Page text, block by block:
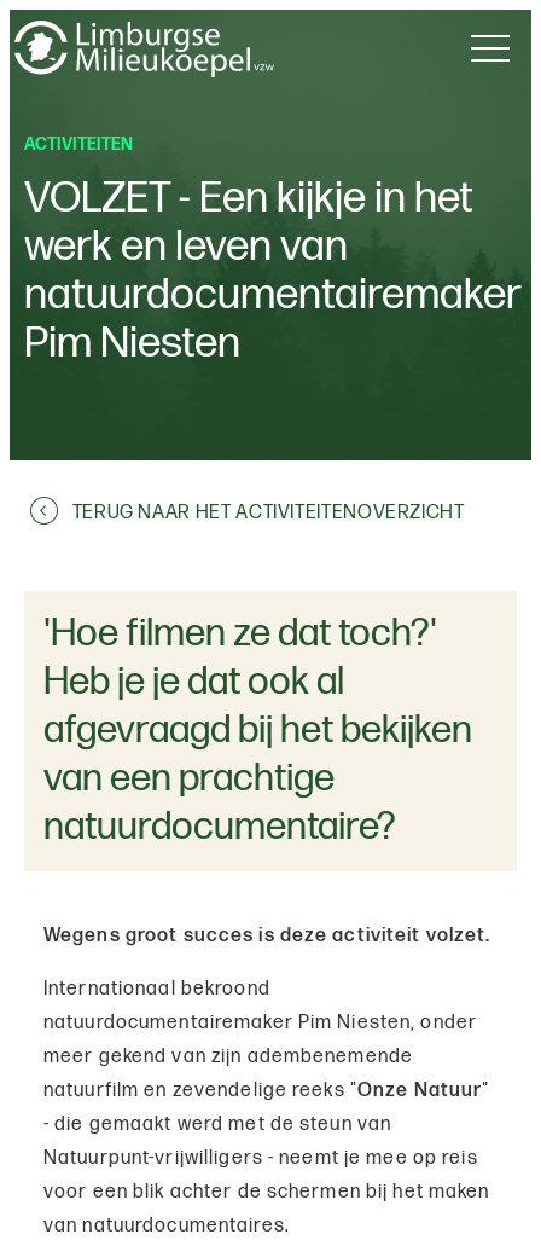
ACTIVITEITEN
VOLZET - Een kijkje in het
werk en leven van
natuurdocumentairemaker
Pim Niesten
TERUG NAAR HET ACTIVITEITENOVERZICHT
'Hoe filmen ze dat toch?'
Heb je je dat ook al
afgevraagd bij het bekijken
van een prachtige
natuurdocumentaire?
Wegens groot succes is deze activiteit volzet.
Internationaal bekroond
natuurdocumentairemaker Pim Niesten, onder
meer gekend van zijn adembenemende
natuurfilm en zevendelige reeks "Onze Natuur"
- die gemaakt werd met de steun van
Natuurpunt-vrijwilligers - neemt je mee op reis
voor een blik achter de schermen bij het maken
van natuurdocumentaires.